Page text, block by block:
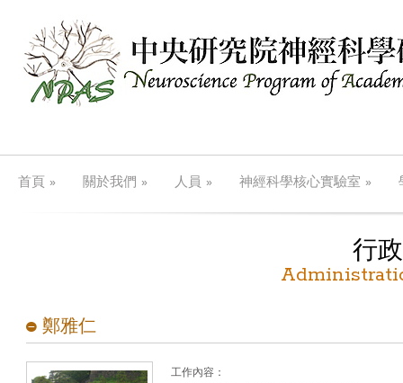
首頁 » 關於我們 » 人員 » 神經科學核心實驗室 »
行
鄭雅仁
工作內容：